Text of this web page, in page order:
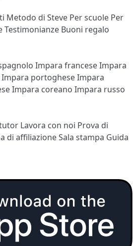
Metodo di Steve Per scuole Per
Testimonianze Buoni regalo
Impara franceseImpara
Impara portogheseImpara
Impara coreano Impara russo
Lavora con noi Prova di
di affiliazioneSala stampa Guida